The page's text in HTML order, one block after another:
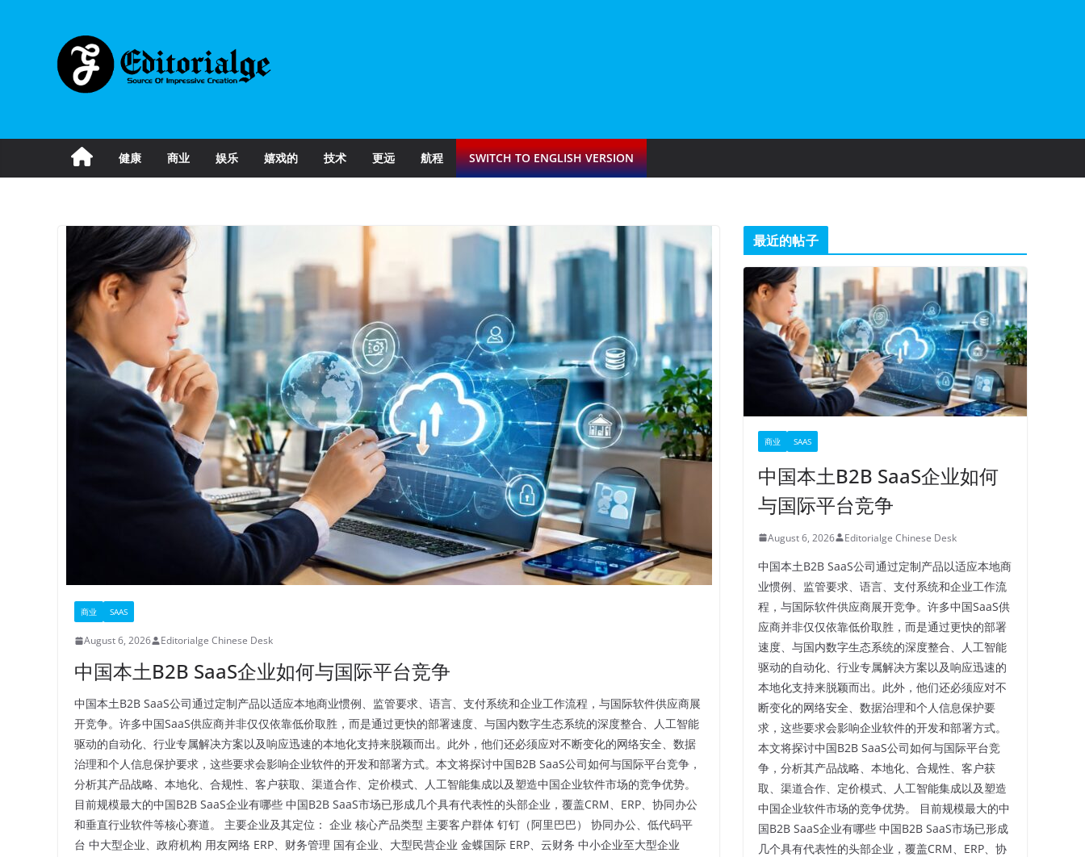
健康 商业 娱乐 嬉戏的 技术 更远 航程 SWITCH TO ENGLISH VERSION
商业 SAAS
August 6, 2026 Editorialge Chinese Desk
中国本土B2B SaaS企业如何与国际平台竞争
中国本土B2B SaaS公司通过定制产品以适应本地商业惯例、监管要求、语言、支付系统和企业工作流程，与国际软件供应商展
开竞争。许多中国SaaS供应商并非仅仅依靠低价取胜，而是通过更快的部署速度、与国内数字生态系统的深度整合、人工智能
驱动的自动化、行业专属解决方案以及响应迅速的本地化支持来脱颖而出。此外，他们还必须应对不断变化的网络安全、数据
治理和个人信息保护要求，这些要求会影响企业软件的开发和部署方式。本文将探讨中国B2B SaaS公司如何与国际平台竞争，
分析其产品战略、本地化、合规性、客户获取、渠道合作、定价模式、人工智能集成以及塑造中国企业软件市场的竞争优势。
目前规模最大的中国B2B SaaS企业有哪些 中国B2B SaaS市场已形成几个具有代表性的头部企业，覆盖CRM、ERP、协同办公
和垂直行业软件等核心赛道。 主要企业及其定位： 企业 核心产品类型 主要客户群体 钉钉（阿里巴巴） 协同办公、低代码平
台 中大型企业、政府机构 用友网络 ERP、财务管理 国有企业、大型民营企业 金蝶国际 ERP、云财务 中小企业至大型企业
最近的帖子
商业 SAAS
中国本土B2B SaaS企业如何
与国际平台竞争
August 6, 2026 Editorialge Chinese Desk
中国本土B2B SaaS公司通过定制产品以适应本地商
业惯例、监管要求、语言、支付系统和企业工作流
程，与国际软件供应商展开竞争。许多中国SaaS供
应商并非仅仅依靠低价取胜，而是通过更快的部署
速度、与国内数字生态系统的深度整合、人工智能
驱动的自动化、行业专属解决方案以及响应迅速的
本地化支持来脱颖而出。此外，他们还必须应对不
断变化的网络安全、数据治理和个人信息保护要
求，这些要求会影响企业软件的开发和部署方式。
本文将探讨中国B2B SaaS公司如何与国际平台竞
争，分析其产品战略、本地化、合规性、客户获
取、渠道合作、定价模式、人工智能集成以及塑造
中国企业软件市场的竞争优势。 目前规模最大的中
国B2B SaaS企业有哪些 中国B2B SaaS市场已形成
几个具有代表性的头部企业，覆盖CRM、ERP、协